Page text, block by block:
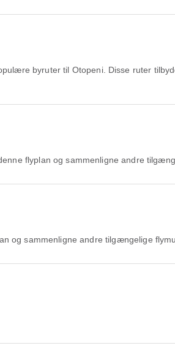
byruter til Otopeni. Disse ruter
flyplan og sammenligne andre
og sammenligne andre tilgængelige